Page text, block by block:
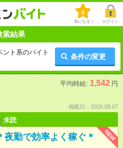
0
気になる！ ログイン
索結果
ト系のバイト
条件の変更
平均時給: 1,542 円
掲載日：2026.08.07
未読
NEW
勤で効率よく稼ぐ＊